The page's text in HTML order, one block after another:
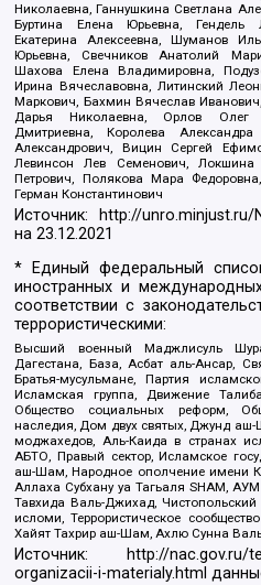
Николаевна, Ганнушкина Светлана
Буртина Елена Юрьевна,
Екатерина Алексеевна, Шуманов
Юрьевна, Свечников Анатолий
Шахова Елена Владимировна,
Ирина Вячеславовна, Литинский
Маркович, Бахмин Вячеслав
Дарья Николаевна, Орлов Олег
Дмитриевна, Королева
Александрович, Вицин Сергей
Левинсон Лев Семенович,
Петрович, Полякова Мара
Герман Константинович
Источник: http://unro.minjust.ru/
на23.12.2021
* Единый федеральный
иностранных и
соответствии с
террористическими:
Высший военный Маджлисуль
Дагестана, База, Асбат аль-Ансар,
Братья-мусульмане, Партия
Исламская группа, Движение
Общество социальных реформ,
наследия, Дом двух святых, Джунд
моджахедов, Аль-Каида в странах
АБТО, Правый сектор, Исламское
аш-Шам, Народное ополчение имени
Аллаха Субхану уа Тагьаля SHAM,
Тавхида Валь-Джихад,
исломи, Террористическое
Хайят Тахрир аш-Шам, Ахлю Сунна
Источник: http://nac.gov.ru/
organizacii-i-materialy.html